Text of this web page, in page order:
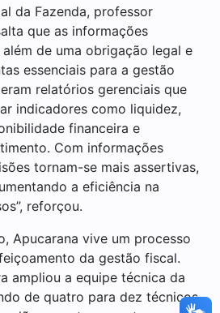
da Fazenda, professor
que as informações
de uma obrigação legal e
essenciais para a gestão
relatórios gerenciais que
indicadores como liquidez,
financeira e
Com informações
tornam-se mais assertivas,
a eficiência na
reforçou.
Apucarana vive um processo
da gestão fiscal.
ampliou a equipe técnica da
de quatro para dez técnicos